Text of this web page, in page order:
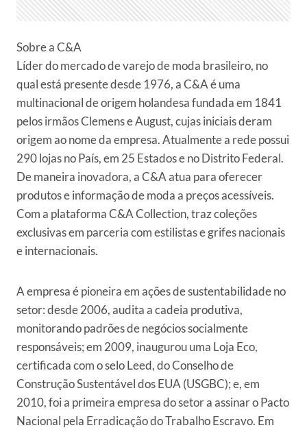
Sobre aC&A
Líder do mercado de varejo de moda brasileiro, no
qual está presente desde 1976, aC&Aé uma
multinacional de origem holandesa fundada em 1841
pelos irmãos Clemens e August, cujas iniciais deram
origem ao nome da empresa. Atualmente a rede possui
290 lojas no País, em 25 Estados e no Distrito Federal.
De maneira inovadora, aC&Aatua para oferecer
produtos e informação de moda a preços acessíveis.
Com a plataformaC&ACollection, traz coleções
exclusivas em parceria com estilistas e grifes nacionais
e internacionais.
A empresa é pioneira em ações de sustentabilidade no
setor: desde 2006, audita a cadeia produtiva,
monitorando padrões de negócios socialmente
responsáveis; em 2009, inaugurou uma Loja Eco,
certificada com o selo Leed, do Conselho de
Construção Sustentável dos EUA (USGBC); e, em
2010, foi a primeira empresa do setor a assinar o Pacto
Nacional pela Erradicação do Trabalho Escravo. Em